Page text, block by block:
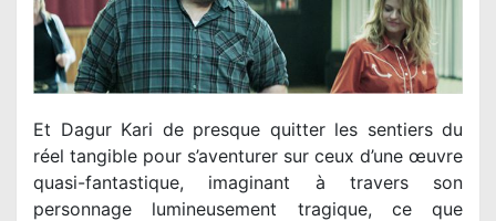
Et Dagur Kari de presque quitter les sentiers du
réel tangible pour s’aventurer sur ceux d’une œuvre
quasi-fantastique, imaginant à travers son
personnage lumineusement tragique, ce que